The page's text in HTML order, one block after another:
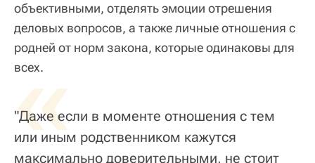
объективными, отделять эмоции отрешения
деловых вопросов, а также личные отношения с
родней от норм закона, которые одинаковы для
всех.
«
"Даже если в моменте отношения с тем
или иным родственником кажутся
максимально доверительными, не стоит